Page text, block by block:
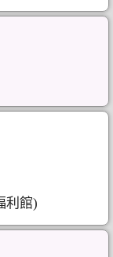
利館)